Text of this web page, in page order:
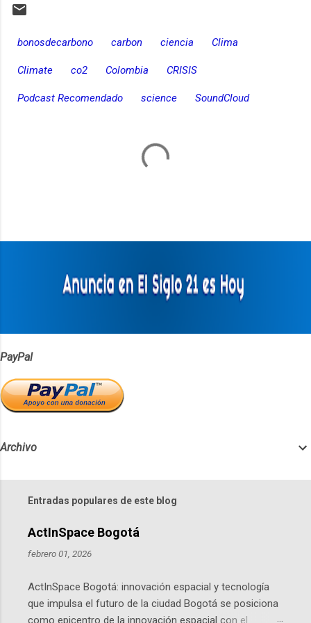
bonosdecarbono carbon ciencia Clima
Climate co2 Colombia CRISIS
Podcast Recomendado science SoundCloud
PayPal
Archivo
Entradas populares de este blog
ActInSpace Bogotá
febrero 01, 2026
ActInSpace Bogotá: innovación espacial y tecnología
que impulsa el futuro de la ciudad Bogotá se posiciona
como epicentro de la innovación espacial con el